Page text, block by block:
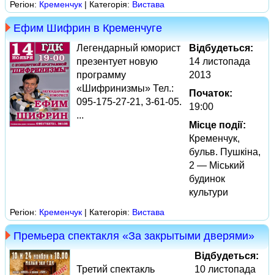
Регіон: Кременчук | Категорія: Вистава
Ефим Шифрин в Кременчуге
Легендарный юморист
презентует новую
программу
«Шифринизмы» Тел.:
095-175-27-21, 3-61-05.
...
Відбудеться:
14 листопада
2013
Початок:
19:00
Місце події:
Кременчук,
бульв. Пушкіна,
2 — Міський
будинок
культури
Регіон: Кременчук | Категорія: Вистава
Премьера спектакля «За закрытыми дверями»
Третий спектакль
Відбудеться:
10 листопада